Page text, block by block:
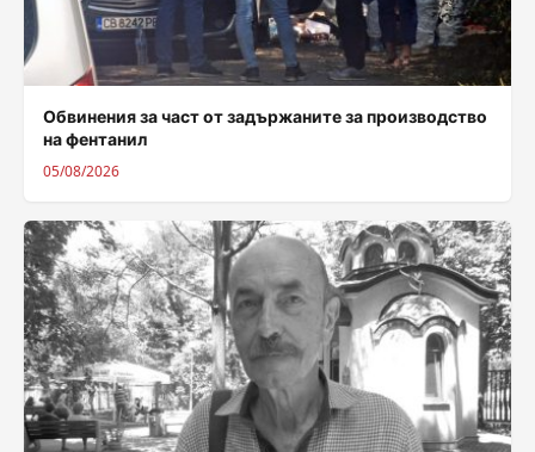
Обвинения за част от задържаните за производство
на фентанил
05/08/2026